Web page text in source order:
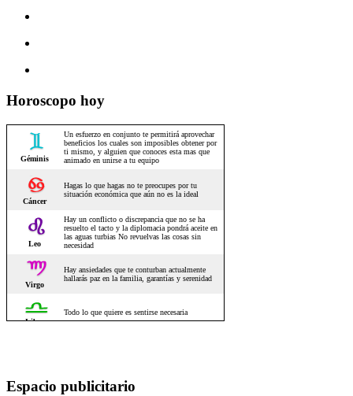
Horoscopo hoy
Espacio publicitario